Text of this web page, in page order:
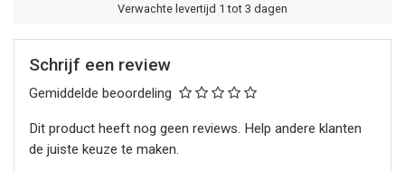
Verwachte levertijd 1 tot 3 dagen
Schrijf een review
Gemiddelde beoordeling
Dit product heeft nog geen reviews. Help andere klanten
de juiste keuze te maken.